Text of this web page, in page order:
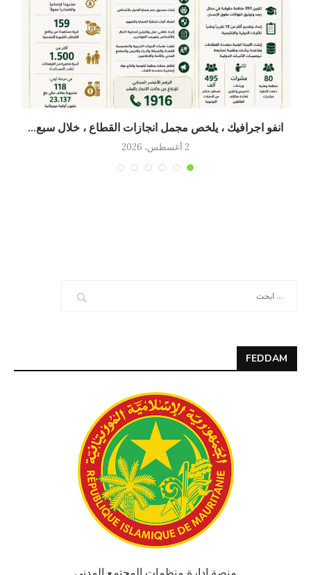
انفو اجرافيك ، يلخص مجمل انجازات القطاع ، خلال سبع...
2 أغسطس، 2026
FEDDAM
منصة إدارة منظمات المجتمع المدني